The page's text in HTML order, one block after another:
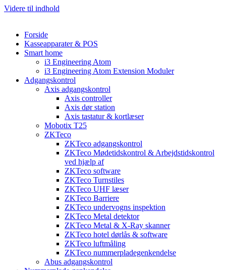
Videre til indhold
Forside
Kasseapparater & POS
Smart home
i3 Engineering Atom
i3 Engineering Atom Extension Moduler
Adgangskontrol
Axis adgangskontrol
Axis controller
Axis dør station
Axis tastatur & kortlæser
Mobotix T25
ZKTeco
ZKTeco adgangskontrol
ZKTeco Mødetidskontrol & Arbejdstidskontrol
ved hjælp af
ZKTeco software
ZKTeco Turnstiles
ZKTeco UHF læser
ZKTeco Barriere
ZKTeco undervogns inspektion
ZKTeco Metal detektor
ZKTeco Metal & X-Ray skanner
ZKTeco hotel dørlås & software
ZKTeco luftmåling
ZKTeco nummerpladegenkendelse
Abus adgangskontrol